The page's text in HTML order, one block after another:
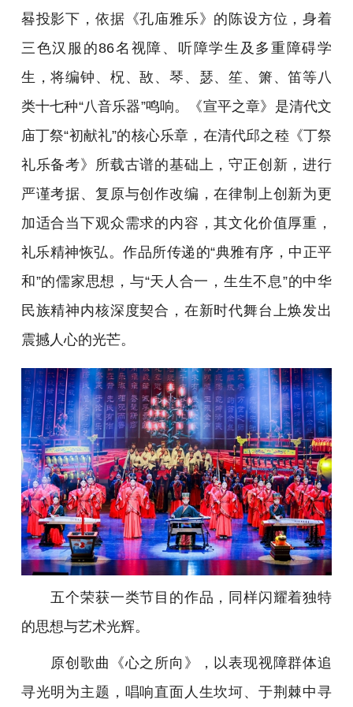
晷投影下，依据《孔庙雅乐》的陈设方位，身着
三色汉服的86名视障、听障学生及多重障碍学
生，将编钟、柷、敔、琴、瑟、笙、箫、笛等八
类十七种“八音乐器”鸣响。《宣平之章》是清代文
庙丁祭“初献礼”的核心乐章，在清代邱之稑《丁祭
礼乐备考》所载古谱的基础上，守正创新，进行
严谨考据、复原与创作改编，在律制上创新为更
加适合当下观众需求的内容，其文化价值厚重，
礼乐精神恢弘。作品所传递的“典雅有序，中正平
和”的儒家思想，与“天人合一，生生不息”的中华
民族精神内核深度契合，在新时代舞台上焕发出
震撼人心的光芒。
五个荣获一类节目的作品，同样闪耀着独特
的思想与艺术光辉。
原创歌曲《心之所向》，以表现视障群体追
寻光明为主题，唱响直面人生坎坷、于荆棘中寻